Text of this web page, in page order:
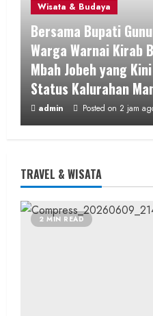
Wisata & Budaya
Bersama Bupati
Warga Warnai Kirab
Mbah Jobeh yang
Status Kalurahan
admin Posted on 2 jam
Berita KUA Semugih, DIY
TRAVEL & WISATA
2 MIN READ